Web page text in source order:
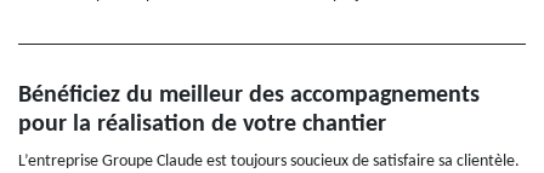
Bénéficiez du meilleur des accompagnements
pour la réalisation de votre chantier
L’entreprise Groupe Claude est toujours soucieux de satisfaire sa clientèle.